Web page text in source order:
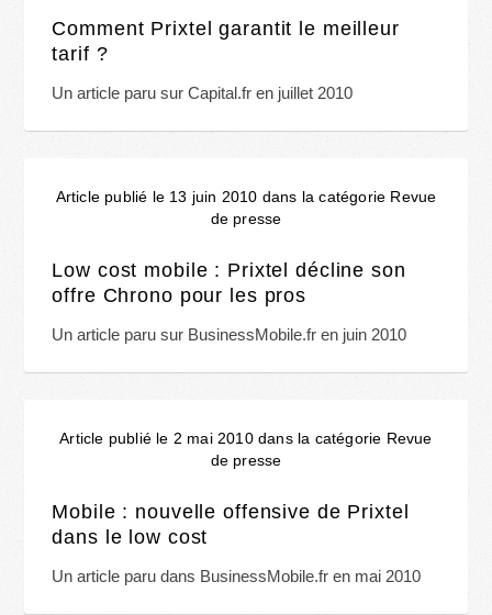
Comment Prixtel garantit le meilleur
tarif ?
Un article paru sur Capital.fr en juillet 2010
Article publié le 13 juin 2010 dans la catégorie Revue
de presse
Low cost mobile : Prixtel décline son
offre Chrono pour les pros
Un article paru sur BusinessMobile.fr en juin 2010
Article publié le 2 mai 2010 dans la catégorie Revue
de presse
Mobile : nouvelle offensive de Prixtel
dans le low cost
Un article paru dans BusinessMobile.fr en mai 2010